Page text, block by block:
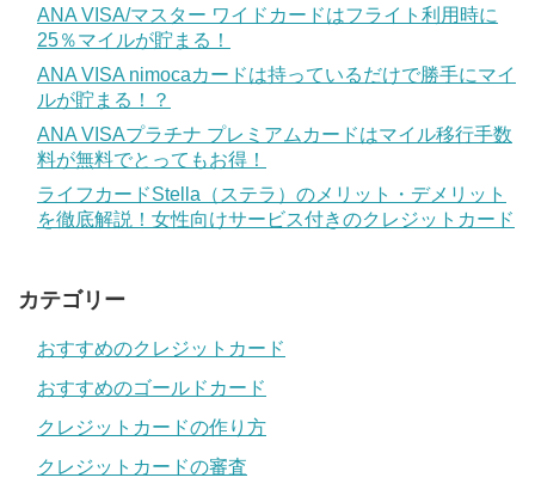
ANA VISA/マスター ワイドカードはフライト利用時に
25％マイルが貯まる！
ANA VISA nimocaカードは持っているだけで勝手にマイ
ルが貯まる！？
ANA VISAプラチナ プレミアムカードはマイル移行手数
料が無料でとってもお得！
ライフカードStella（ステラ）のメリット・デメリット
を徹底解説！女性向けサービス付きのクレジットカード
カテゴリー
おすすめのクレジットカード
おすすめのゴールドカード
クレジットカードの作り方
クレジットカードの審査